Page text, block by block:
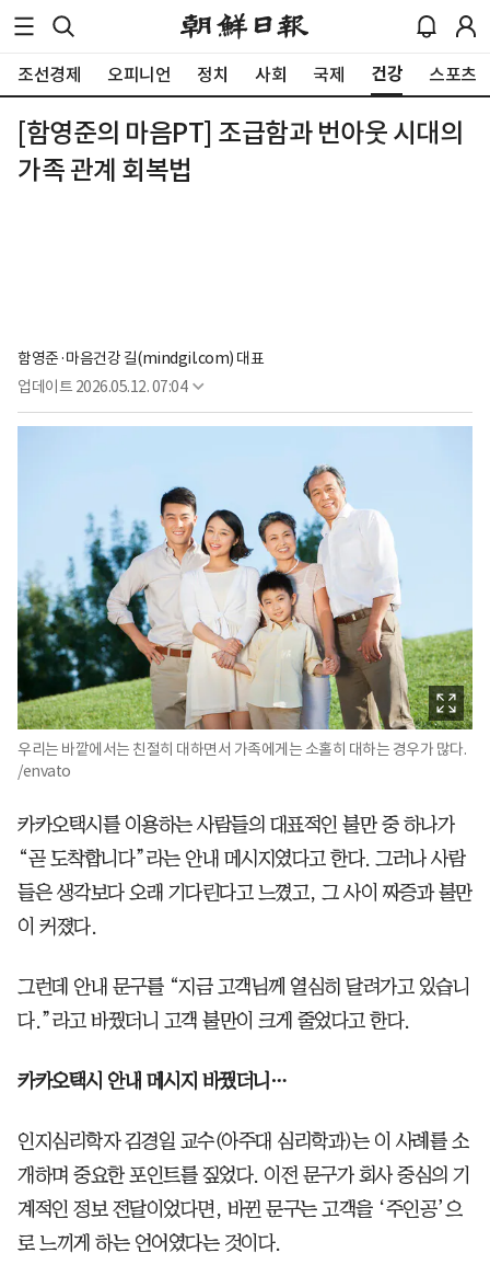
조선경제 오피니언 정치 사회 국제 건강 스포츠
[함영준의 마음PT] 조급함과 번아웃 시대의
가족 관계 회복법
함영준·마음건강 길(mindgil.com) 대표
업데이트 2026.05.12. 07:04
우리는 바깥에서는 친절히 대하면서 가족에게는 소홀히 대하는 경우가 많다.
/envato
카카오택시를 이용하는 사람들의 대표적인 불만 중 하나가
“곧 도착합니다”라는 안내 메시지였다고 한다. 그러나 사람
들은 생각보다 오래 기다린다고 느꼈고, 그 사이 짜증과 불만
이 커졌다.
그런데 안내 문구를 “지금 고객님께 열심히 달려가고 있습니
다.”라고 바꿨더니 고객 불만이 크게 줄었다고 한다.
카카오택시 안내 메시지 바꿨더니…
인지심리학자 김경일 교수(아주대 심리학과)는 이 사례를 소
개하며 중요한 포인트를 짚었다. 이전 문구가 회사 중심의 기
계적인 정보 전달이었다면, 바뀐 문구는 고객을 ‘주인공’으
로 느끼게 하는 언어였다는 것이다.